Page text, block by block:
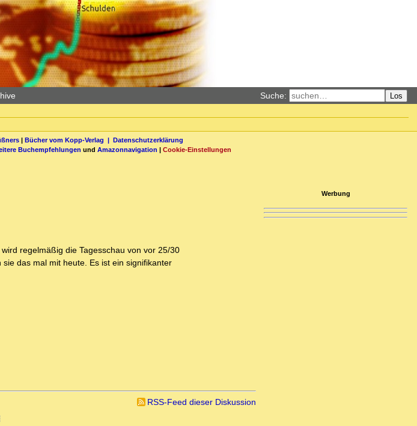
Suche: Los
| Bücher vom Kopp-Verlag | Datenschutzerklärung
Buchempfehlungen und Amazonnavigation | Cookie-Einstellungen
regelmäßig die Tagesschau von vor 25/30
das mal mit heute. Es ist ein signifikanter
RSS-Feed dieser Diskussion
Werbung